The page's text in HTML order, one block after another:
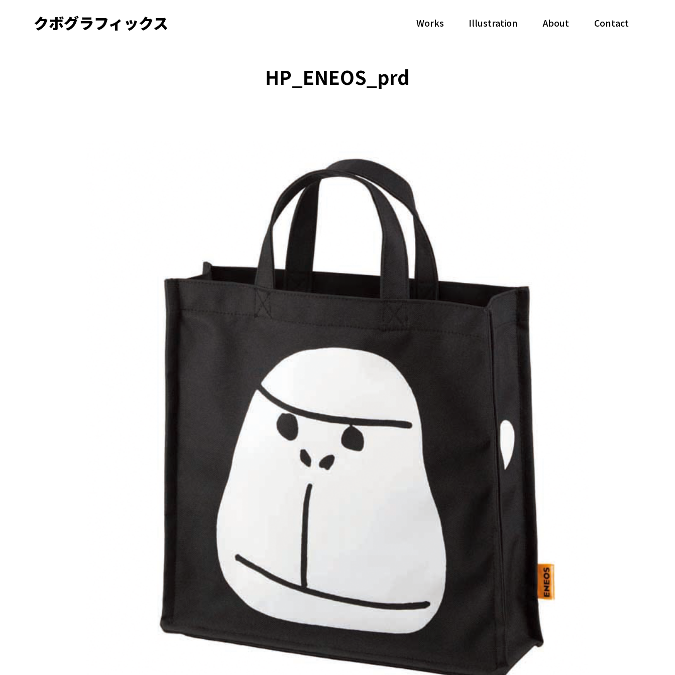
クボグラフィックス Works Illustration About Contact
HP_ENEOS_prd